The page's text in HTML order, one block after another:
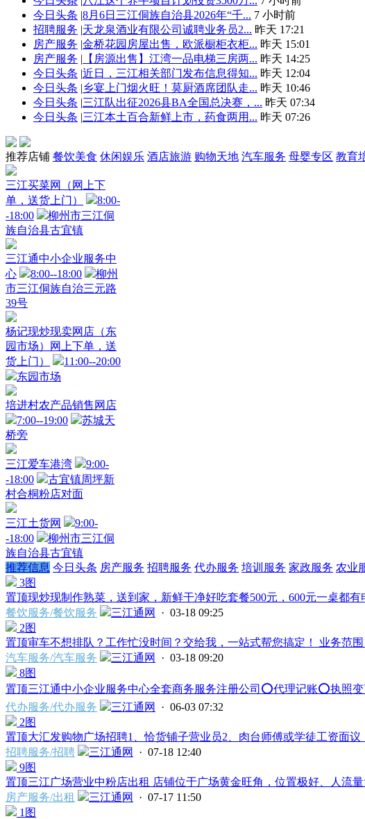
今日头条 |8月6日三江侗族自治县2026年“千... 7 小时前
招聘服务 |天龙泉酒业有限公司诚聘业务员2... 昨天 17:21
房产服务 |金桥花园房屋出售，欧派橱柜衣柜... 昨天 15:01
房产服务 | 【房源出售】江湾一品电梯三房两... 昨天 14:25
今日头条 |近日，三江相关部门发布信息得知... 昨天 12:04
今日头条 |乡宴上门烟火旺！莫厨酒席团队走... 昨天 10:46
今日头条 |三江队出征2026县BA全国总决赛，... 昨天 07:34
今日头条 |三江本土百合新鲜上市，药食两用... 昨天 07:26
推荐店铺 餐饮美食 休闲娱乐 酒店旅游 购物天地 汽车服务 母婴专区 教育
三江买菜网（网上下
单，送货上门）
8:00-
-18:00
柳州市三江侗
族自治县古宜镇
三江通中小企业服务中
心
8:00--18:00
柳州
市三江侗族自治三元路
39号
杨记现炒现卖网店（东
园市场）网上下单，送
货上门）
11:00--20:00
东园市场
培进村农产品销售网店
7:00--19:00
苏城天
桥旁
三江爱车港湾
9:00-
-18:00
古宜镇周坪新
村合桐粉店对面
三江土货网
9:00-
-18:00
柳州市三江侗
族自治县古宜镇
推荐信息 今日头条 房产服务 招聘服务 代办服务 培训服务 家政服务 农业
3图
置顶现炒现制作熟菜，送到家，新鲜干净好吃套餐500元，600元一桌都有
餐饮服务/餐饮服务
三江通网
· 03-18 09:25
2图
置顶审车不想排队？工作忙没时间？交给我，一站式帮您搞定！ 业务范
汽车服务/汽车服务
三江通网
· 03-18 09:20
8图
置顶三江通中小企业服务中心全套商务服务注册公司⭕️代理记账⭕️执照变
代办服务/代办服务
三江通网
· 06-03 07:32
2图
置顶大汇发购物广场招聘1、恰货铺子营业员2、肉台师傅或学徒工资面议
招聘服务/招聘
三江通网
· 07-18 12:40
9图
置顶三江广场营业中粉店出租 店铺位于广场黄金旺角，位置极好、人流
房产服务/出租
三江通网
· 07-17 11:50
1图